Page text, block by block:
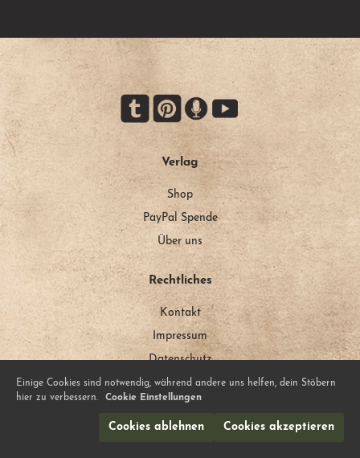
Verlag
Shop
PayPal Spende
Über uns
Rechtliches
Kontakt
Impressum
Datenschutz
Mehr von uns
Unser Blog
Einige Cookies sind notwendig, während andere uns helfen, dein Stöbern
hier zu verbessern.
Cookie Einstellungen
Cookies ablehnen Cookies akzeptieren